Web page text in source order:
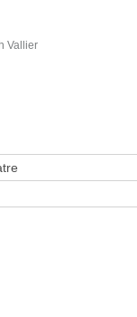
Vallier